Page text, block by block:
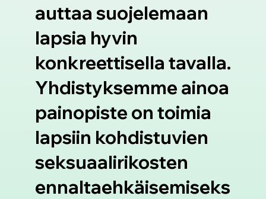
auttaa suojelemaan
lapsia hyvin
konkreettisella tavalla.
Yhdistyksemme ainoa
painopiste on toimia
lapsiin kohdistuvien
seksuaalirikosten
ennaltaehkäisemiseks